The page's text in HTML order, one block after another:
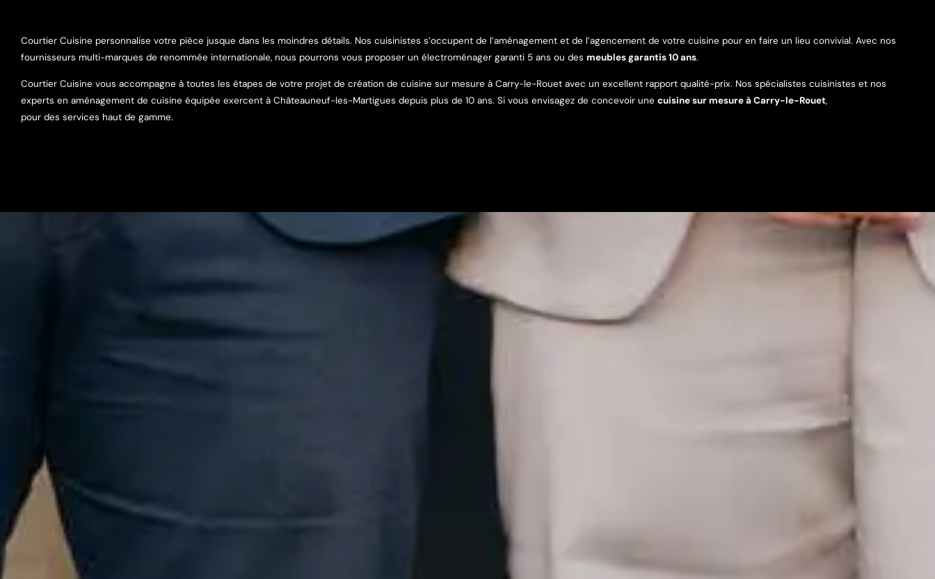
Courtier Cuisine personnalise votre pièce jusque dans les moindres détails. Nos cuisinistes s’occupent de l’aménagement et de l’agencement de votre cuisine pour en faire un lieu convivial. Avec nos
fournisseurs multi-marques de renommée internationale, nous pourrons vous proposer un électroménager garanti 5 ans ou des meubles garantis 10 ans.
Courtier Cuisine vous accompagne à toutes les étapes de votre projet de création de cuisine sur mesure à Carry-le-Rouet avec un excellent rapport qualité-prix. Nos spécialistes cuisinistes et nos
experts en aménagement de cuisine équipée exercent à Châteauneuf-les-Martigues depuis plus de 10 ans. Si vous envisagez de concevoir une cuisine sur mesure à Carry-le-Rouet,
pour des services haut de gamme.